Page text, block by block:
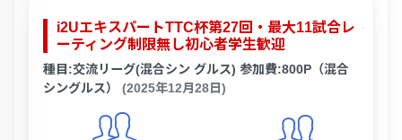
i2UエキスパートTTC杯第27回・最大11試合レ
ーティング制限無し初心者学生歓迎
種目:交流リーグ(混合シン グルス) 参加費:800P（混合
シングルス）
(2025年12月28日)